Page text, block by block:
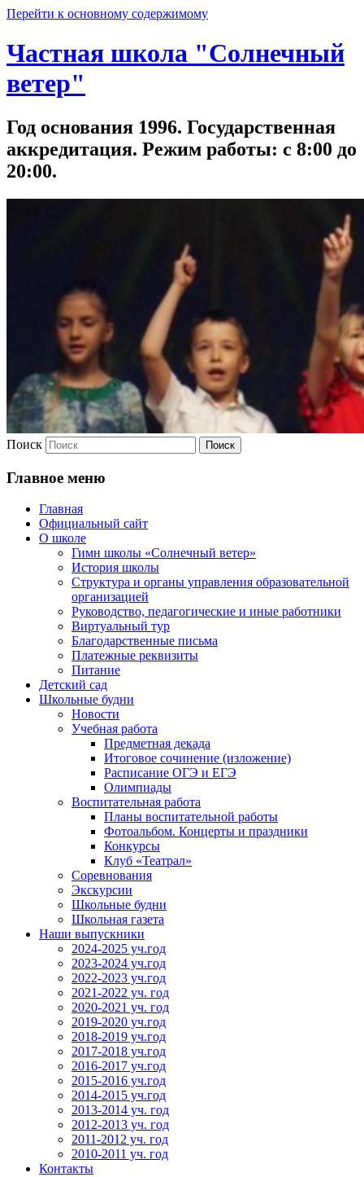
Перейти к основному содержимому
Частная школа "Солнечный
ветер"
Год основания 1996. Государственная
аккредитация. Режим работы: с 8:00 до
20:00.
Поиск
Главное меню
Главная
Официальный сайт
О школе
Гимн школы «Солнечный ветер»
История школы
Структура и органы управления образовательной
организацией
Руководство, педагогические и иные работники
Виртуальный тур
Благодарственные письма
Платежные реквизиты
Питание
Детский сад
Школьные будни
Новости
Учебная работа
Предметная декада
Итоговое сочинение (изложение)
Расписание ОГЭ и ЕГЭ
Олимпиады
Воспитательная работа
Планы воспитательной работы
Фотоальбом. Концерты и праздники
Конкурсы
Клуб «Театрал»
Соревнования
Экскурсии
Школьные будни
Школьная газета
Наши выпускники
2024-2025 уч.год
2023-2024 уч.год
2022-2023 уч.год
2021-2022 уч. год
2020-2021 уч. год
2019-2020 уч.год
2018-2019 уч.год
2017-2018 уч.год
2016-2017 уч.год
2015-2016 уч.год
2014-2015 уч.год
2013-2014 уч. год
2012-2013 уч. год
2011-2012 уч. год
2010-2011 уч. год
Контакты